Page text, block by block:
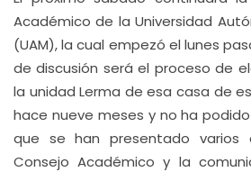
Académico de la Universidad
(UAM), la cual empezó el lunes
de discusión será el proceso de
la unidad Lerma de esa casa de
hace nueve meses y no ha
que se han presentado varios
Consejo Académico y la